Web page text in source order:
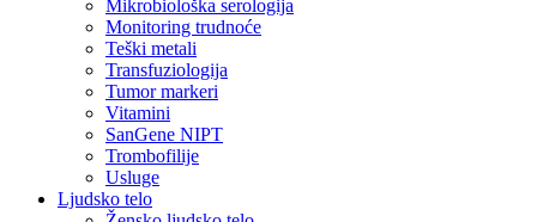
Mikrobiološka serologija
Monitoring trudnoće
Teški metali
Transfuziologija
Tumor markeri
Vitamini
SanGene NIPT
Trombofilije
Usluge
Ljudsko telo